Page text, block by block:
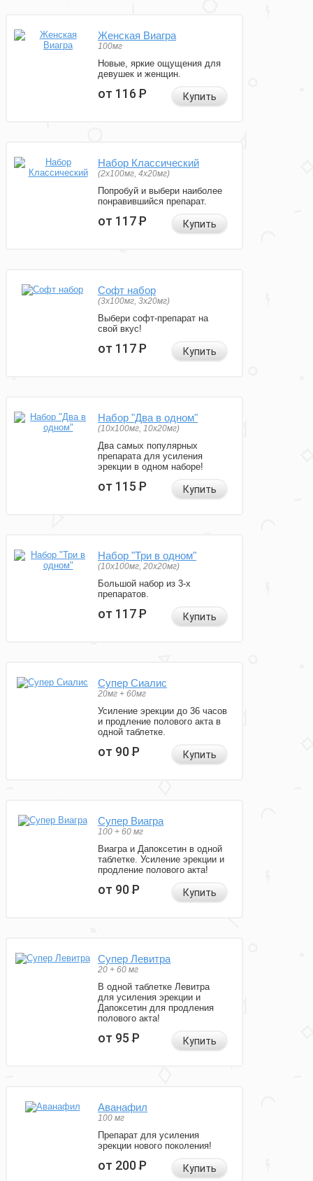
Женская Виагра
100мг
Новые, яркие ощущения для
девушек и женщин.
от 116Р Купить
Набор Классический
(2x100мг, 4x20мг)
Попробуй и выбери наиболее
понравившийся препарат.
от 117Р Купить
Софт набор
(3x100мг, 3x20мг)
Выбери софт-препарат на
свой вкус!
от 117Р Купить
Набор "Два в одном"
(10x100мг, 10x20мг)
Два самых популярных
препарата для усиления
эрекции в одном наборе!
от 115Р Купить
Набор "Три в одном"
(10x100мг, 20x20мг)
Большой набор из 3-х
препаратов.
от 117Р Купить
Супер Сиалис
20мг + 60мг
Усиление эрекции до 36 часов
и продление полового акта в
одной таблетке.
от 90Р Купить
Супер Виагра
100 + 60 мг
Виагра и Дапоксетин в одной
таблетке. Усиление эрекции и
продление полового акта!
от 90Р Купить
Супер Левитра
20 + 60 мг
В одной таблетке Левитра
для усиления эрекции и
Дапоксетин для продления
полового акта!
от 95Р Купить
Аванафил
100 мг
Препарат для усиления
эрекции нового поколения!
от 200Р Купить